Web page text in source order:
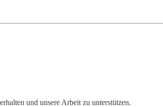
und unsere Arbeit zu unterstützen.